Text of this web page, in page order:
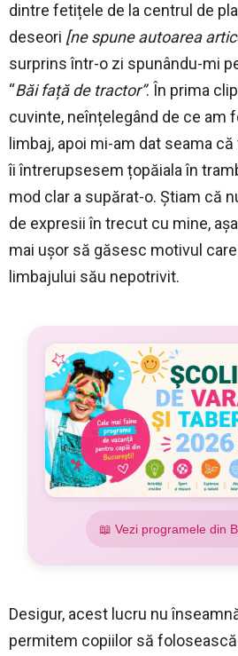
dintre fetițele de la centrul de
deseori [ne spune autoarea
surprins într-o zi spunându-mi
“Băi față de tractor”. În prima
cuvinte, neînțelegând de ce am
limbaj, apoi mi-am dat seama
îi întrerupsesem țopăiala în
mod clar a supărat-o. Știam că
de expresii în trecut cu mine,
mai ușor să găsesc motivul
limbajului său nepotrivit.
📖 Vezi programele din
Desigur, acest lucru nu
permitem copiilor să